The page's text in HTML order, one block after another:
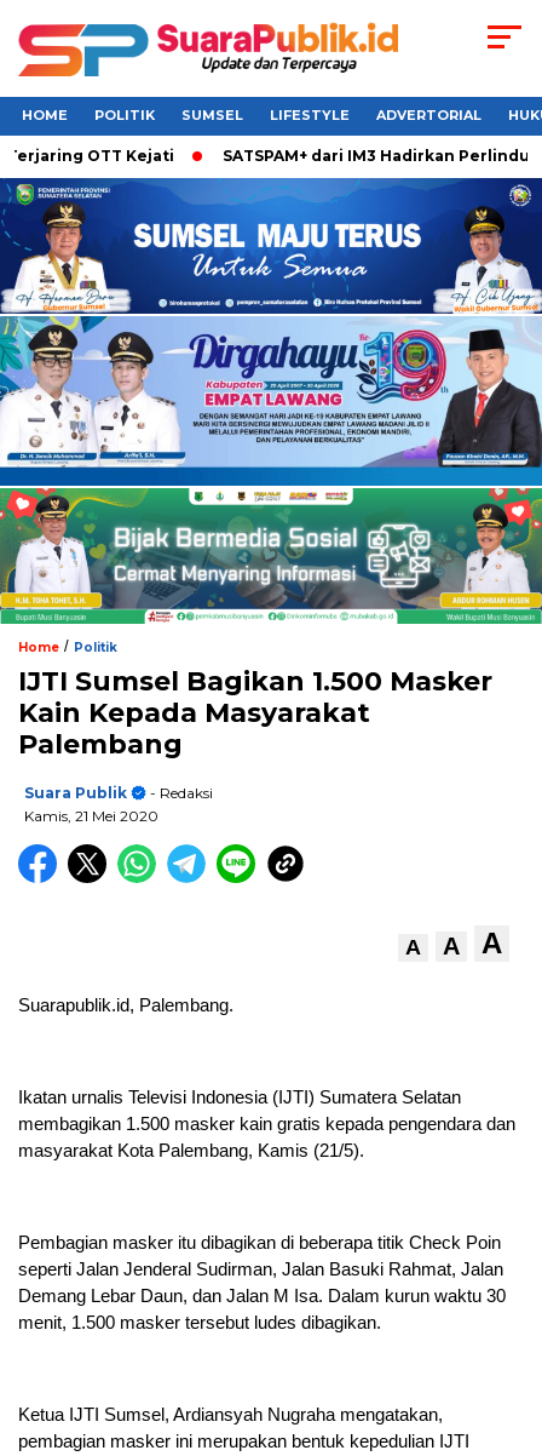
HOME POLITIK SUMSEL LIFESTYLE ADVERTORIAL
OTT Kejati SATSPAM+ dari IM3 Hadirkan
Home / Politik
IJTI Sumsel Bagikan 1.500 Masker
Kain Kepada Masyarakat
Palembang
Suara Publik
- Redaksi
Kamis, 21 Mei 2020
A A A
Suarapublik.id, Palembang.
Ikatan urnalis Televisi Indonesia (IJTI) Sumatera Selatan
membagikan 1.500 masker kain gratis kepada pengendara dan
masyarakat Kota Palembang, Kamis (21/5).
Pembagian masker itu dibagikan di beberapa titik Check Poin
seperti Jalan Jenderal Sudirman, Jalan Basuki Rahmat, Jalan
Demang Lebar Daun, dan Jalan M Isa. Dalam kurun waktu 30
menit, 1.500 masker tersebut ludes dibagikan.
Ketua IJTI Sumsel, Ardiansyah Nugraha mengatakan,
pembagian masker ini merupakan bentuk kepedulian IJTI